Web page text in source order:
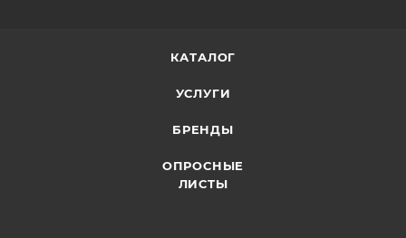
КАТАЛОГ
УСЛУГИ
БРЕНДЫ
ОПРОСНЫЕ
ЛИСТЫ